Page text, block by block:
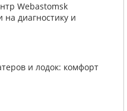
Webastomsk
на диагностику и
и лодок: комфорт